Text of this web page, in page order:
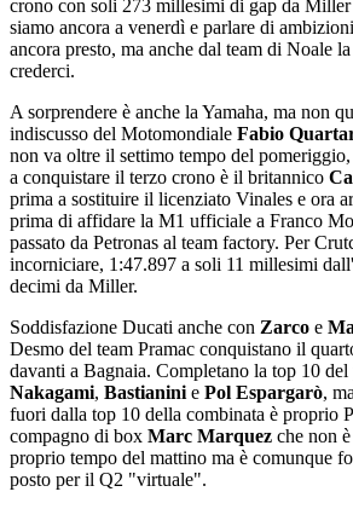
crono con soli 273 millesimi di gap da Miller
siamo ancora a venerdì e parlare di
ancora presto, ma anche dal team di Noale
crederci.
A sorprendere è anche la Yamaha, ma non
indiscusso del Motomondiale Fabio
non va oltre il settimo tempo del
a conquistare il terzo crono è il britannico
prima a sostituire il licenziato Vinales e ora
prima di affidare la M1 ufficiale a Franco
passato da Petronas al team factory. Per
incorniciare, 1:47.897 a soli 11 millesimi
decimi da Miller.
Soddisfazione Ducati anche con Zarco e
Desmo del team Pramac conquistano il
davanti a Bagnaia. Completano la top 10
Nakagami, Bastianini e Pol Espargarò,
fuori dalla top 10 della combinata è proprio
compagno di box Marc Marquez che non
proprio tempo del mattino ma è comunque
posto per il Q2 "virtuale".